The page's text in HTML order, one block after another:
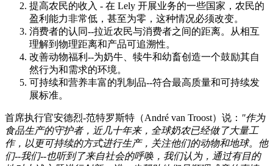
提高农民的收入 - 在 Lely 开展业务的一些国家，农民的
盈利能力非常低，甚至为零，这种情况必须改变。
消费者的认同--拉近农民与消费者之间的距离。从相互
理解到物理距离和产品可追溯性。
改善动物福利--为奶牛、犊牛和幼畜创造一个鼓励其自
然行为和需求的环境。
可持续和营养丰富的乳制品--符合最高质量和可持续发
展标准。
首席执行官安德烈-范特罗斯特（André van Troost）说： "作为
食品生产的守护者，近几十年来，全球奶农已经做了大量工
作，以更可持续的方式进行生产，关注他们的动物和地球。他
们--我们--也听到了来自社会的呼唤，我们认为，通过有目的